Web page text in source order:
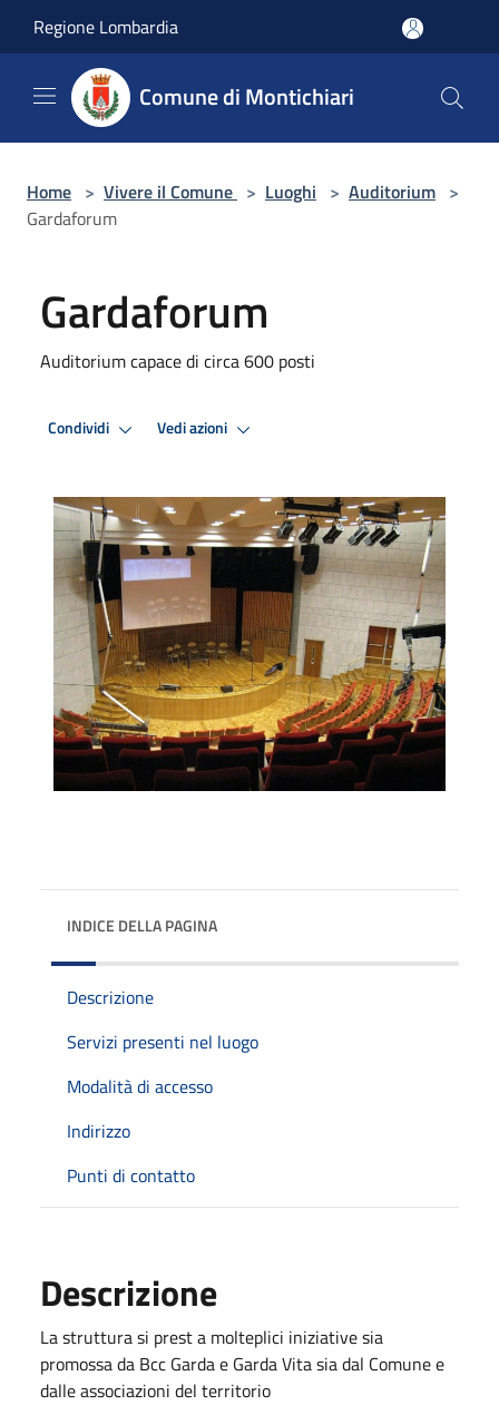
Regione Lombardia
Comune di Montichiari
Home > Vivere il Comune > Luoghi > Auditorium >
Gardaforum
Gardaforum
Auditorium capace di circa 600 posti
Condividi Vedi azioni
INDICE DELLA PAGINA
Descrizione
Servizi presenti nel luogo
Modalità di accesso
Indirizzo
Punti di contatto
Descrizione
La struttura si prest a molteplici iniziative sia
promossa da Bcc Garda e Garda Vita sia dal Comune e
dalle associazioni del territorio